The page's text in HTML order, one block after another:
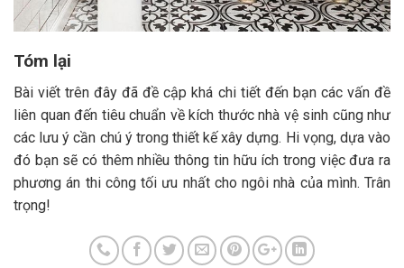
Tóm lại
Bài viết trên đây đã đề cập khá chi tiết đến bạn các vấn đề
liên quan đến tiêu chuẩn về kích thước nhà vệ sinh cũng như
các lưu ý cần chú ý trong thiết kế xây dựng. Hi vọng, dựa vào
đó bạn sẽ có thêm nhiều thông tin hữu ích trong việc đưa ra
phương án thi công tối ưu nhất cho ngôi nhà của mình. Trân
trọng!